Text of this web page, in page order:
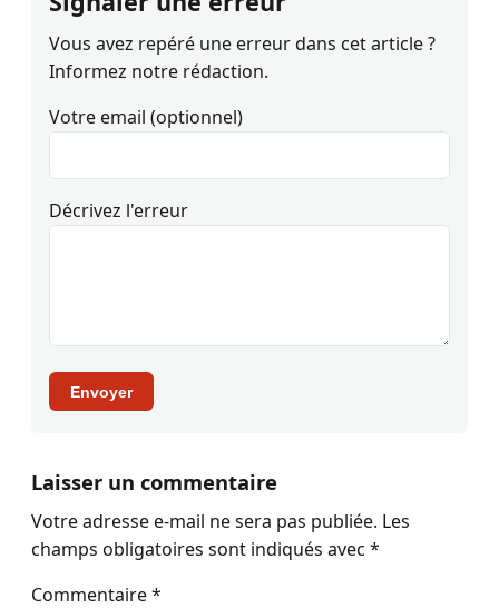
Vous avez repéré une erreur dans cet article ?
Informez notre rédaction.
Votre email (optionnel)
Décrivez l'erreur
Envoyer
Laisser un commentaire
Votre adresse e-mail ne sera pas publiée. Les
champs obligatoires sont indiqués avec *
Commentaire*